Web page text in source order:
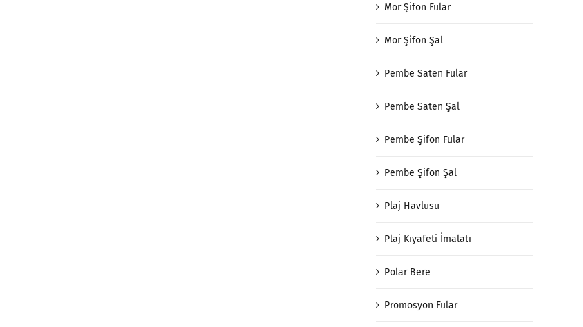
Mor Şifon Fular
Mor Şifon Şal
Pembe Saten Fular
Pembe Saten Şal
Pembe Şifon Fular
Pembe Şifon Şal
Plaj Havlusu
Plaj Kıyafeti İmalatı
Polar Bere
Promosyon Fular